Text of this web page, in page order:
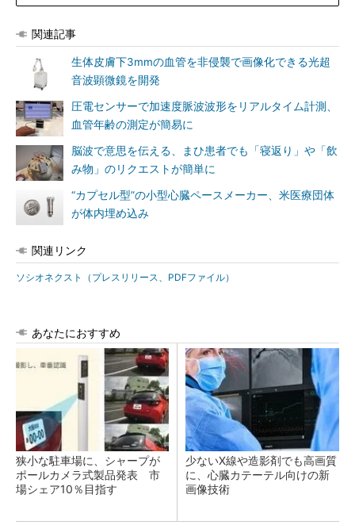
関連記事
生体皮膚下3mmの血管を非侵襲で画像化できる光超
音波顕微鏡を開発
圧電センサーで加速度脈波波形をリアルタイム計測、
血管年齢の測定が簡易に
脳波で意思を伝える、まひ患者でも「寝返り」や「飲
み物」のリクエストが簡単に
“カプセル型”の小型心臓ペースメーカー、米医療団体
が体内埋め込み
関連リンク
ソシオネクスト（プレスリリース、PDFファイル）
あなたにおすすめ
狭小な駐車場に、シャープが
ポールカメラ式製品発表 市
場シェア10％目指す
少ないX線や造影剤でも高画質
に、心臓カテーテル向けの新
画像技術